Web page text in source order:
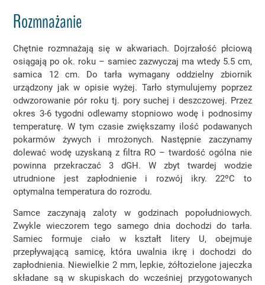
Rozmnażanie
Chętnie rozmnażają się w akwariach. Dojrzałość płciową
osiągają po ok. roku – samiec zazwyczaj ma wtedy 5.5 cm,
samica 12 cm. Do tarła wymagany oddzielny zbiornik
urządzony jak w opisie wyżej. Tarło stymulujemy poprzez
odwzorowanie pór roku tj. pory suchej i deszczowej. Przez
okres 3-6 tygodni odlewamy stopniowo wodę i podnosimy
temperaturę. W tym czasie zwiększamy ilość podawanych
pokarmów żywych i mrożonych. Następnie zaczynamy
dolewać wodę uzyskaną z filtra RO – twardość ogólna nie
powinna przekraczać 3 dGH. W zbyt twardej wodzie
utrudnione jest zapłodnienie i rozwój ikry. 22ºC to
optymalna temperatura do rozrodu.
Samce zaczynają zaloty w godzinach popołudniowych.
Zwykle wieczorem tego samego dnia dochodzi do tarła.
Samiec formuje ciało w kształt litery U, obejmuje
przepływającą samicę, która uwalnia ikrę i dochodzi do
zapłodnienia. Niewielkie 2 mm, lepkie, żółtozielone jajeczka
składane są w skupiskach do wcześniej przygotowanych